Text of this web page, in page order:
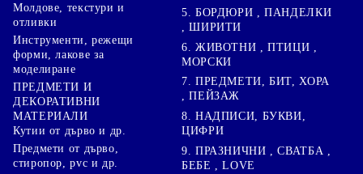
Молдове, текстури и
отливки
Инструменти, режещи
форми, лакове за
моделиране
ПРЕДМЕТИ И
ДЕКОРАТИВНИ
МАТЕРИАЛИ
Кутии от дърво и др.
Предмети от дърво,
стиропор, pvc и др.
5. БОРДЮРИ , ПАНДЕЛКИ
, ШИРИТИ
6. ЖИВОТНИ , ПТИЦИ ,
МОРСКИ
7. ПРЕДМЕТИ, БИТ, ХОРА
, ПЕЙЗАЖ
8. НАДПИСИ, БУКВИ,
ЦИФРИ
9. ПРАЗНИЧНИ , СВАТБА ,
БЕБЕ , LOVE